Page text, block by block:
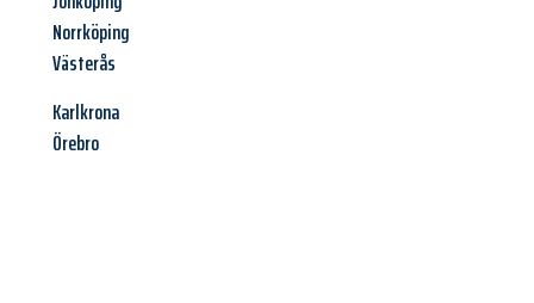
Norrköping
Västerås
Karlkrona
Örebro